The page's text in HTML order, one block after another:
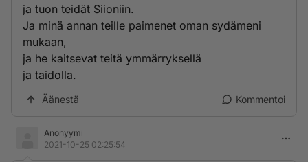
ja tuon teidät Siioniin.
Ja minä annan teille paimenet oman sydämeni
mukaan,
ja he kaitsevat teitä ymmärryksellä
ja taidolla.
Äänestä Kommentoi
Anonyymi
2021-10-25 02:25:54